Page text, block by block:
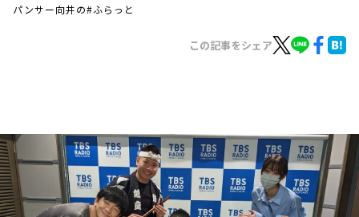
お知らせ
イベント・グッズ
YouTube
会社情報
パンサー向井の#ふらっと
この記事をシェア